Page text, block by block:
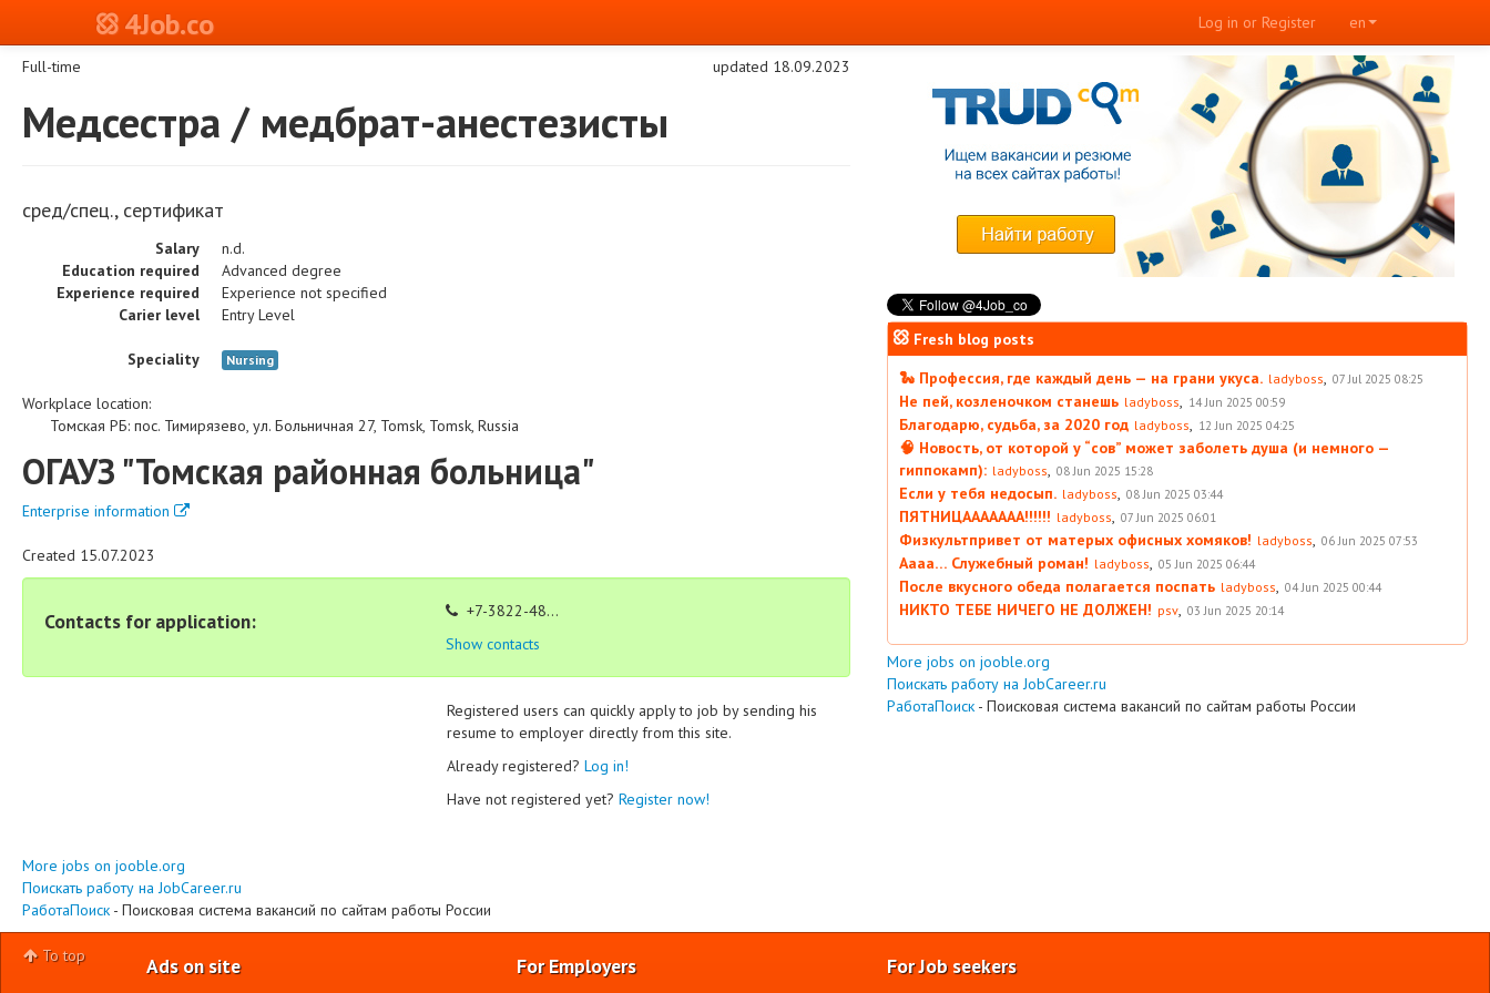
4Job.co en
Log in or Register
Full-time updated 18.09.2023
Медсестра / медбрат-анестезисты
сред/спец., сертификат
Salary
n.d.
Education required
Advanced degree
Experience required
Experience not specified
Carier level
Entry Level
Speciality Nursing
Workplace location:
Томская РБ: пос. Тимирязево, ул. Больничная 27, Tomsk, Tomsk, Russia
ОГАУЗ "Томская районная больница"
Enterprise information
Created 15.07.2023
Contacts for application:
+7-3822-48...
Show contacts
Registered users can quickly apply to job by sending his
resume to employer directly from this site.
Already registered? Log in!
Have not registered yet? Register now!
More jobs on jooble.org
Поискать работу на JobCareer.ru
РаботаПоиск - Поисковая система вакансий по сайтам работы России
Fresh blog posts
🐍 Профессия, где каждый день — на грани укуса. ladyboss, 07 Jul 2025 08:25
Не пей, козленочком станешь ladyboss, 14 Jun 2025 00:59
Благодарю, судьба, за 2020 год ladyboss, 12 Jun 2025 04:25
🧠 Новость, от которой у “сов” может заболеть душа (и немного —
гиппокамп): ladyboss, 08 Jun 2025 15:28
Если у тебя недосып. ladyboss, 08 Jun 2025 03:44
ПЯТНИЦААААААА!!!!!! ladyboss, 07 Jun 2025 06:01
Физкультпривет от матерых офисных хомяков! ladyboss, 06 Jun 2025 07:53
Аааа… Служебный роман! ladyboss, 05 Jun 2025 06:44
После вкусного обеда полагается поспать ladyboss, 04 Jun 2025 00:44
НИКТО ТЕБЕ НИЧЕГО НЕ ДОЛЖЕН! psv, 03 Jun 2025 20:14
More jobs on jooble.org
Поискать работу на JobCareer.ru
РаботаПоиск - Поисковая система вакансий по сайтам работы России
To top Ads on site For Employers For Job seekers